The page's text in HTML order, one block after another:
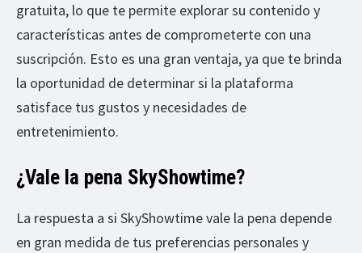
gratuita, lo que te permite explorar su contenido y
características antes de comprometerte con una
suscripción. Esto es una gran ventaja, ya que te brinda
la oportunidad de determinar si la plataforma
satisface tus gustos y necesidades de
entretenimiento.
¿Vale la pena SkyShowtime?
La respuesta a si SkyShowtime vale la pena depende
en gran medida de tus preferencias personales y